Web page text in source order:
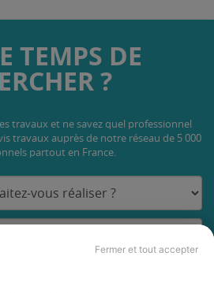
Fermer et tout accepter
TEMPS DE
?
travaux et ne savez quel professionnel
travaux auprès de notre réseau de 5 000
partout en France.